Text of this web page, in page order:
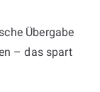
Übergabe
– das spart